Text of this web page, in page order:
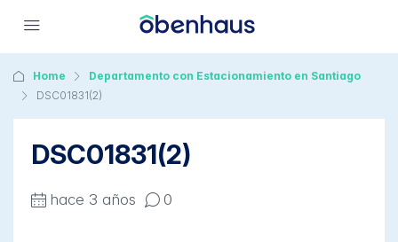
Home
Departamento con Estacionamiento en Santiago
DSC01831(2)
DSC01831(2)
hace 3 años 0